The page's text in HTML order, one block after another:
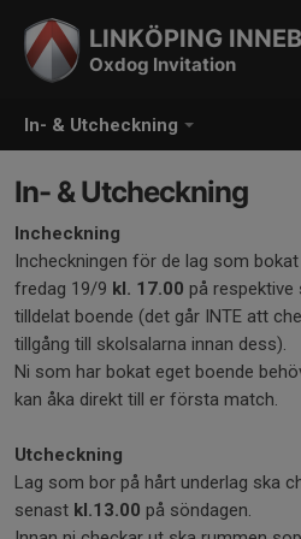
In- & Utcheckning
LINKÖPING
Oxdog Invitation
In- & Utcheckning
Incheckning
Incheckningen för de lag som
fredag 19/9 kl. 17.00 på respektive
tilldelat boende (det går INTE att
tillgång till skolsalarna innan dess).
Ni som har bokat eget boende
kan åka direkt till er första match.
Utcheckning
Lag som bor på hårt underlag ska
senast kl.13.00 på söndagen.